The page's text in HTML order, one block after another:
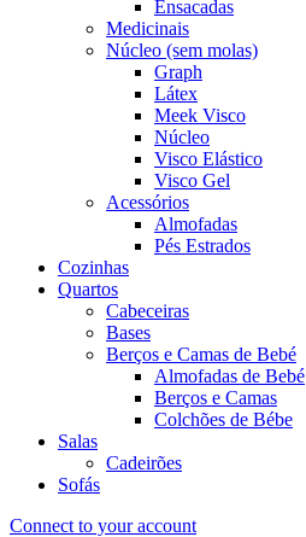
Ensacadas
Medicinais
Núcleo (sem molas)
Graph
Látex
Meek Visco
Núcleo
Visco Elástico
Visco Gel
Acessórios
Almofadas
Pés Estrados
Cozinhas
Quartos
Cabeceiras
Bases
Berços e Camas de Bebé
Almofadas de Bebé
Berços e Camas
Colchões de Bébe
Salas
Cadeirões
Sofás
Connect to your account